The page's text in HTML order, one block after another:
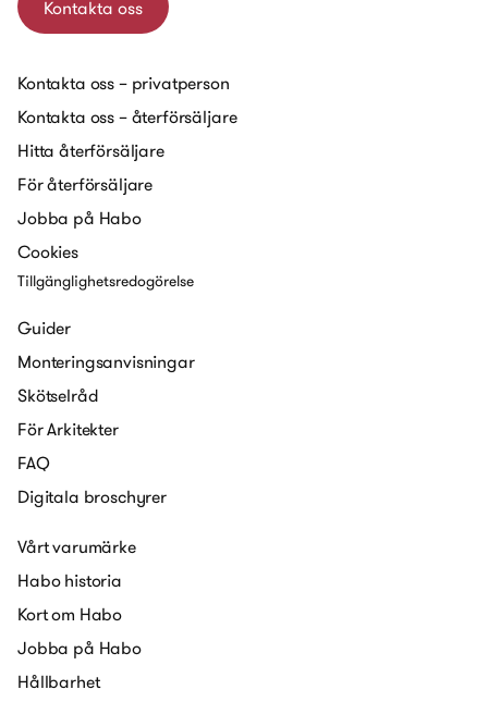
Kontakta oss
Kontakta oss – privatperson
Kontakta oss – återförsäljare
Hitta återförsäljare
För återförsäljare
Jobba på Habo
Cookies
Tillgänglighetsredogörelse
Guider
Monteringsanvisningar
Skötselråd
För Arkitekter
FAQ
Digitala broschyrer
Vårt varumärke
Habo historia
Kort om Habo
Jobba på Habo
Hållbarhet